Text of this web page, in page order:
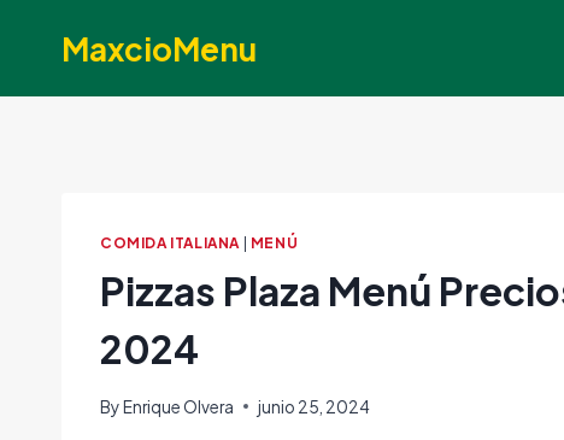
MaxcioMenu
COMIDA ITALIANA| MENÚ
Pizzas Plaza Menú
2024
ByEnrique Olvera junio 25, 2024